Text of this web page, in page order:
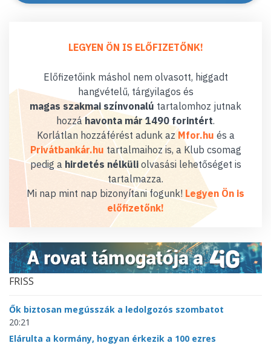
LEGYEN ÖN IS ELŐFIZETŐNK!
Előfizetőink máshol nem olvasott, higgadt
hangvételű, tárgyilagos és
magas szakmai színvonalú tartalomhoz jutnak
hozzáhavonta már 1490 forintért.
Korlátlan hozzáférést adunk az Mfor.hu és a
Privátbankár.hu tartalmaihoz is, a Klub csomag
pedig a hirdetés nélküliolvasási lehetőséget is
tartalmazza.
Mi nap mint nap bizonyítani fogunk! Legyen Ön is
előfizetőnk!
FRISS
Ők biztosan megússzák a ledolgozós szombatot
20:21
Elárulta a kormány, hogyan érkezik a 100 ezres